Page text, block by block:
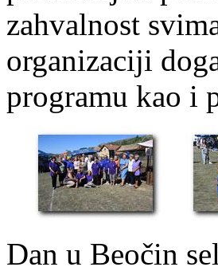
zahvalnost
organizaciji
programu kao i
Dan u Beočin